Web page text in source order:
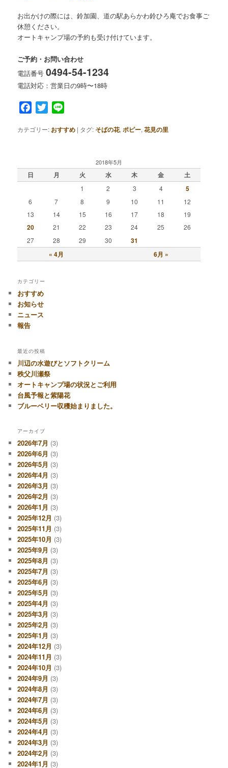
お出かけの際には、鈴加園、道の駅あらかわ鈴ひろ庵でお食事ご
休憩ください。
オートキャンプ場の予約も受け付けています。
ご予約・お問い合わせ
電話番号0494-54-1234
電話対応：営業日の9時〜18時
Facebook
Twitter
カテゴリー: おすすめ | タグ: そばの花, ポピー,花見の里
2018年5月
日 月 火 水 木 金 土
« 4月 6月 »
1 2 3 4 5
6 7 8 9 10 11
12
13
14 15 16 17 18 19
20 21 22 23 24 25
26
27
28 29 30 31
カテゴリー
おすすめ
お知らせ
ニュース
報告
最近の投稿
川辺の水遊びとソフトクリーム
秩父川瀬祭
オートキャンプ場の状況とご利用
台風予報と紫陽花
ブルーベリー収穫始まりました。
アーカイブ
2026年7月 (3)
2026年6月 (3)
2026年5月 (3)
2026年4月 (3)
2026年3月 (3)
2026年2月 (3)
2026年1月 (3)
2025年12月 (3)
2025年11月 (3)
2025年10月 (3)
2025年9月 (3)
2025年8月 (3)
2025年7月 (3)
2025年6月 (3)
2025年5月 (3)
2025年4月 (3)
2025年3月 (3)
2025年2月 (3)
2025年1月 (3)
2024年12月 (3)
2024年11月 (3)
2024年10月 (3)
2024年9月 (3)
2024年8月 (3)
2024年7月 (3)
2024年6月 (3)
2024年5月 (3)
2024年4月 (3)
2024年3月 (3)
2024年2月 (3)
2024年1月 (3)